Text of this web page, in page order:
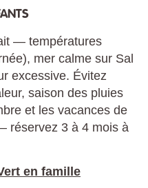
— températures
mer calme sur Sal
excessive. Évitez
saison des pluies
et les vacances de
réservez 3 à 4 mois à
en famille